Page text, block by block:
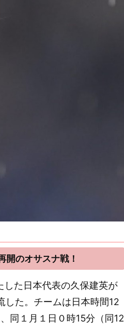
開のオサスナ戦！
た日本代表の久保建英が
した。チームは日本時間12
同１月１日０時15分（同12